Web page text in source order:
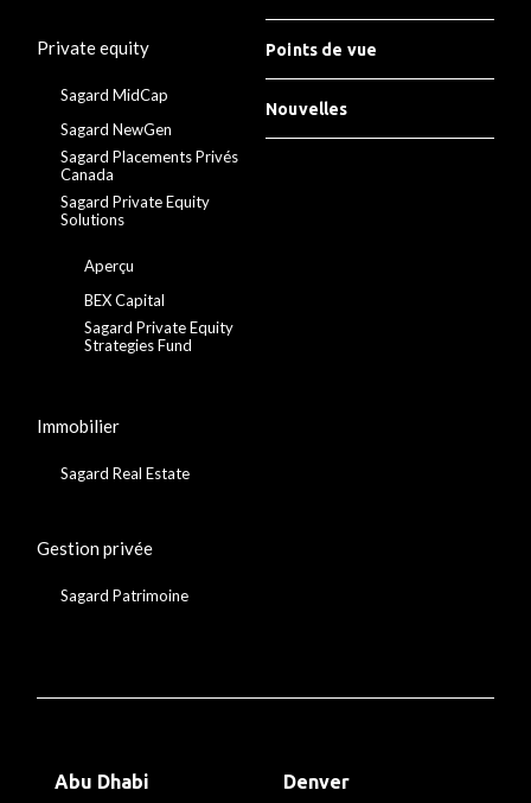
Private equity
Sagard MidCap
Sagard NewGen
Sagard Placements Privés
Canada
Sagard Private Equity
Solutions
Aperçu
BEX Capital
Sagard Private Equity
Strategies Fund
Immobilier
Sagard Real Estate
Gestion privée
Sagard Patrimoine
Points de vue
Nouvelles
Abu Dhabi Denver